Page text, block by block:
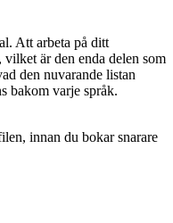
Att arbeta på ditt
vilket är den enda delen som
den nuvarande listan
bakom varje språk.
innan du bokar snarare